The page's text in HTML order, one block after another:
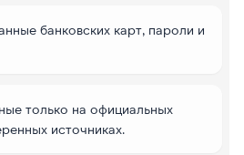
банковских карт, пароли и
только на официальных
источниках.